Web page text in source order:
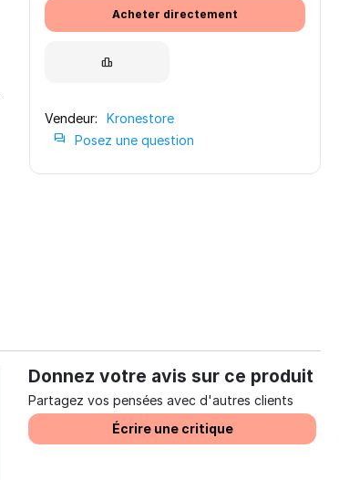
Acheter directement
Vendeur:
Kronestore
Posez une question
Donnez votre avis sur ce produit
Partagez vos pensées avec d'autres clients
Écrire une critique